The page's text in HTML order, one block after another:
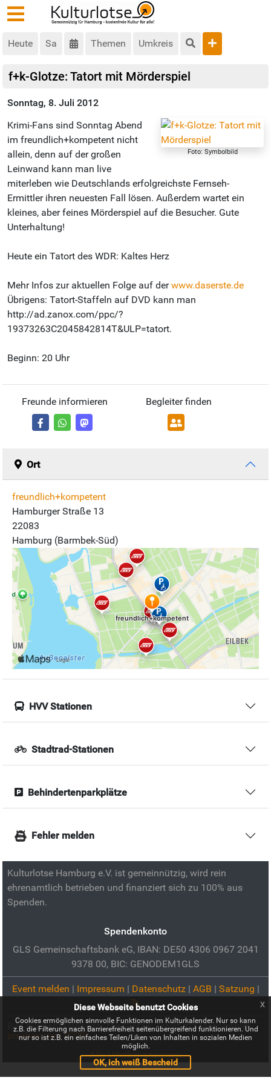
Heute Sa Themen Umkreis
f+k-Glotze: Tatort mit Mörderspiel
Sonntag, 8. Juli 2012
Foto: Symbolbild
Krimi-Fans sind Sonntag Abend
im freundlich+kompetent nicht
allein, denn auf der großen
Leinwand kann man live
miterleben wie Deutschlands erfolgreichste Fernseh-
Ermittler ihren neuesten Fall lösen. Außerdem wartet ein
kleines, aber feines Mörderspiel auf die Besucher. Gute
Unterhaltung!
Heute ein Tatort des WDR: Kaltes Herz
Mehr Infos zur aktuellen Folge auf derwww.daserste.de
Übrigens: Tatort-Staffeln auf DVD kann man
http://ad.zanox.com/ppc/?
19373263C2045842814T&ULP=tatort.
Beginn: 20 Uhr
Freunde informieren Begleiter finden
Ort
freundlich+kompetent
Hamburger Straße 13
22083
Hamburg (Barmbek-Süd)
HVV Stationen
Stadtrad-Stationen
Behindertenparkplätze
Fehler melden
Kulturlotse Hamburg e.V. ist gemeinnützig, wird rein
ehrenamtlich betrieben und finanziert sich zu 100% aus
Spenden.
Spendenkonto
GLS Gemeinschaftsbank eG, IBAN: DE50 4306 0967 2041
9378 00, BIC: GENODEM1GLS
Event melden | Impressum | Datenschutz| AGB | Satzung |
Bild zur Veranstaltung:f+k-Glotze: Tatort mit Mörderspiel:
pixabay.com (CC0)
Alle Urheber anzeigen
Diese Webseite benutzt Cookies
Cookies ermöglichen sinnvolle Funktionen im Kulturkalender. Nur so kann
z.B. die Filterung nach Barrierefreiheit seitenübergreifend funktionieren. Und
nur so ist z.B. ein einfaches Teilen/Liken von Inhalten in sozialen Medien
möglich.
OK, ich weiß Bescheid
x